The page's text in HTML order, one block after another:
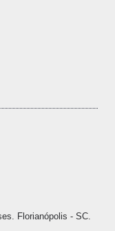
Florianópolis - SC.